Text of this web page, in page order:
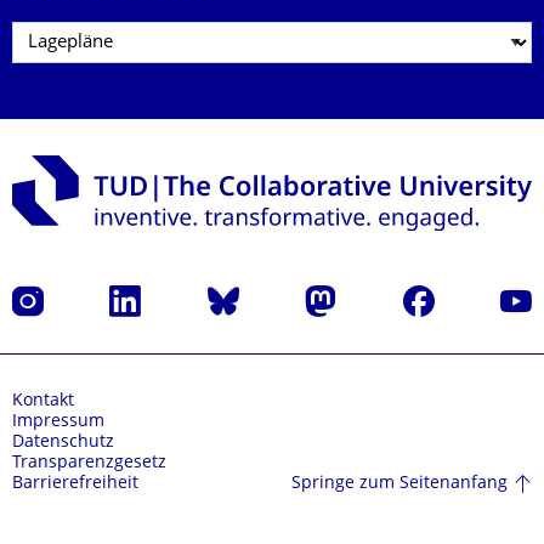
Instagram LinkedIn Bluesky Mastodon Facebook
Kontakt
Impressum
Datenschutz
Transparenzgesetz
Barrierefreiheit
Springe zum Seitenanfang